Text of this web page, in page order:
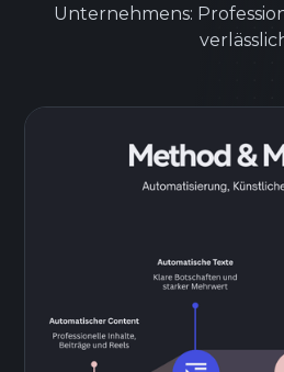
Unternehmens: